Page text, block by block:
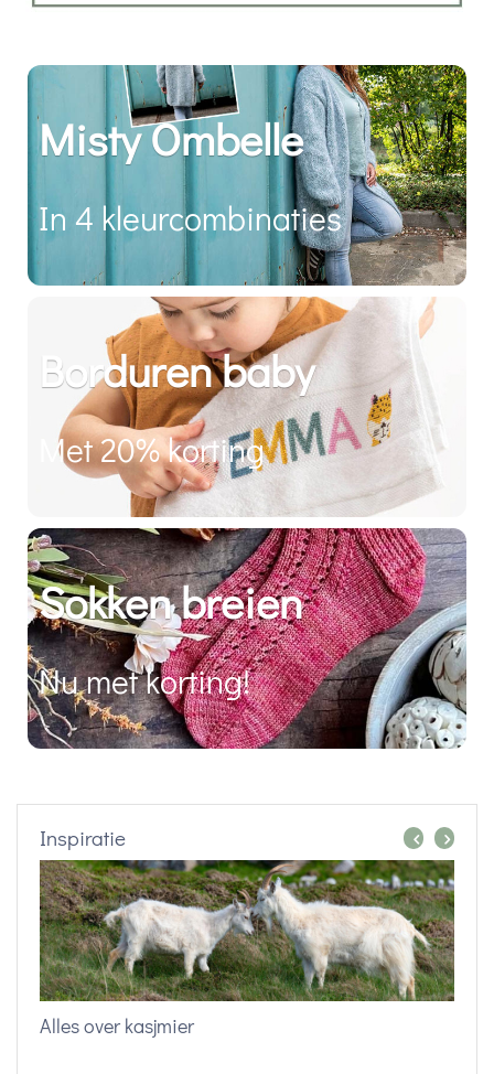
Misty Ombelle
In 4 kleurcombinaties
Borduren baby
Met 20% korting
Sokken breien
Nu met korting!
Inspiratie
Alles over kasjmier